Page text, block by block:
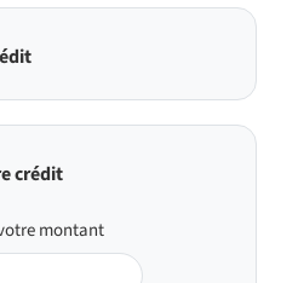
crédit
montant